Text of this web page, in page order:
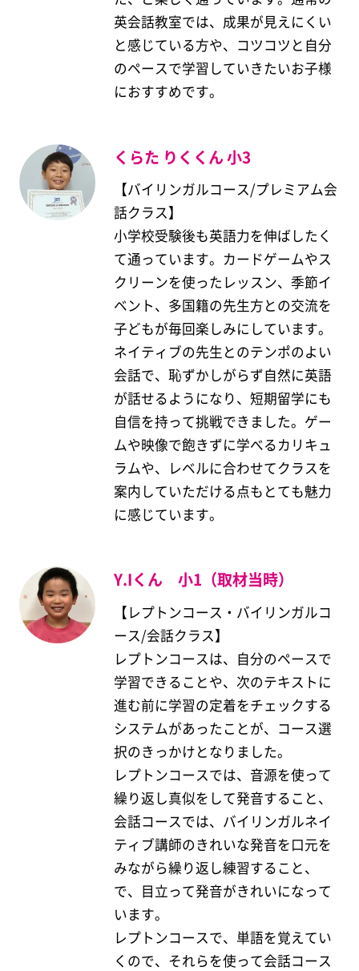
英会話教室では、成果が見えにくい
と感じている方や、コツコツと自分
のペースで学習していきたいお子様
におすすめです。
くらた りくくん 小3
【バイリンガルコース/プレミアム会
話クラス】
小学校受験後も英語力を伸ばしたく
て通っています。カードゲームやス
クリーンを使ったレッスン、季節イ
ベント、多国籍の先生方との交流を
子どもが毎回楽しみにしています。
ネイティブの先生とのテンポのよい
会話で、恥ずかしがらず自然に英語
が話せるようになり、短期留学にも
自信を持って挑戦できました。ゲー
ムや映像で飽きずに学べるカリキュ
ラムや、レベルに合わせてクラスを
案内していただける点もとても魅力
に感じています。
Y.Iくん 小1（取材当時）
【レプトンコース・バイリンガルコ
ース/会話クラス】
レプトンコースは、自分のペースで
学習できることや、次のテキストに
進む前に学習の定着をチェックする
システムがあったことが、コース選
択のきっかけとなりました。
レプトンコースでは、音源を使って
繰り返し真似をして発音すること、
会話コースでは、バイリンガルネイ
ティブ講師のきれいな発音を口元を
みながら繰り返し練習すること、
で、目立って発音がきれいになって
います。
レプトンコースで、単語を覚えてい
くので、それらを使って会話コース